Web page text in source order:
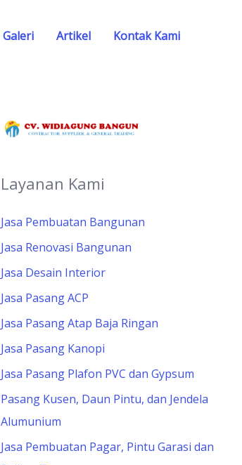
Galeri Artikel Kontak Kami
Layanan Kami
Jasa Pembuatan Bangunan
Jasa Renovasi Bangunan
Jasa Desain Interior
Jasa Pasang ACP
Jasa Pasang Atap Baja Ringan
Jasa Pasang Kanopi
Jasa Pasang Plafon PVC dan Gypsum
Pasang Kusen, Daun Pintu, dan Jendela
Alumunium
Jasa Pembuatan Pagar, Pintu Garasi dan